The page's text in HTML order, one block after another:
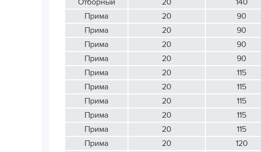
Отборный
20 140
Прима
20 90
Прима
20 90
Прима
20 90
Прима
20 90
Прима
20 115
Прима
20 115
Прима
20 115
Прима
20 115
Прима
20 115
Прима
20 120